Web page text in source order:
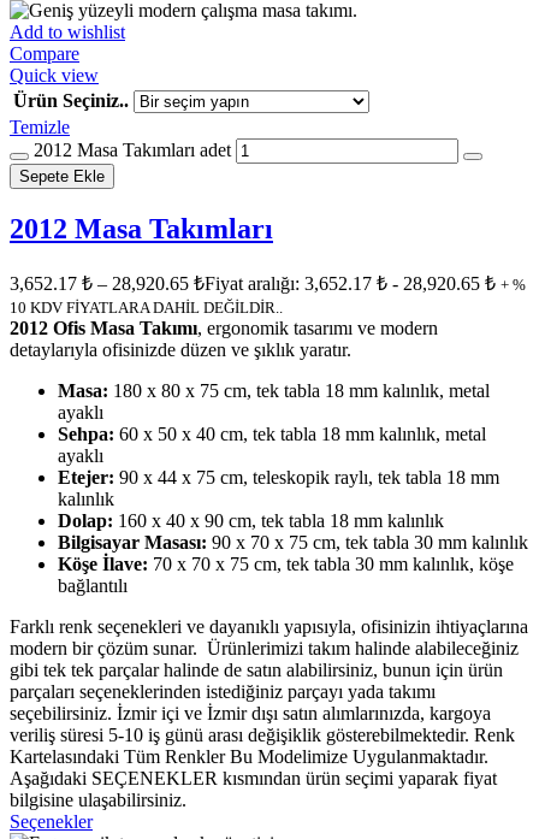
Add to wishlist
Compare
Quick view
Ürün Seçiniz..
Temizle
2012 Masa Takımları adet
Sepete Ekle
2012 Masa Takımları
3,652.17 ₺ – 28,920.65 ₺Fiyat aralığı: 3,652.17 ₺ - 28,920.65 ₺ + %
10 KDV FİYATLARA DAHİL DEĞİLDİR..
2012 Ofis Masa Takımı, ergonomik tasarımı ve modern
detaylarıyla ofisinizde düzen ve şıklık yaratır.
Masa: 180 x 80 x 75 cm, tek tabla 18 mm kalınlık, metal
ayaklı
Sehpa: 60 x 50 x 40 cm, tek tabla 18 mm kalınlık, metal
ayaklı
Etejer: 90 x 44 x 75 cm, teleskopik raylı, tek tabla 18 mm
kalınlık
Dolap: 160 x 40 x 90 cm, tek tabla 18 mm kalınlık
Bilgisayar Masası: 90 x 70 x 75 cm, tek tabla 30 mm kalınlık
Köşe İlave: 70 x 70 x 75 cm, tek tabla 30 mm kalınlık, köşe
bağlantılı
Farklı renk seçenekleri ve dayanıklı yapısıyla, ofisinizin ihtiyaçlarına
modern bir çözüm sunar. Ürünlerimizi takım halinde alabileceğiniz
gibi tek tek parçalar halinde de satın alabilirsiniz, bunun için ürün
parçaları seçeneklerinden istediğiniz parçayı yada takımı
seçebilirsiniz. İzmir içi ve İzmir dışı satın alımlarınızda, kargoya
veriliş süresi 5-10 iş günü arası değişiklik gösterebilmektedir. Renk
Kartelasındaki Tüm Renkler Bu Modelimize Uygulanmaktadır.
Aşağıdaki SEÇENEKLER kısmından ürün seçimi yaparak fiyat
bilgisine ulaşabilirsiniz.
Seçenekler